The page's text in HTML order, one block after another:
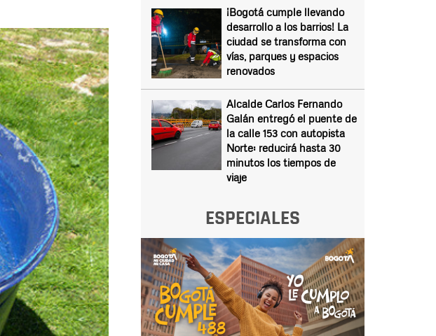
¡Bogotá cumple llevando
desarrollo a los barrios! La
ciudad se transforma con
vías, parques y espacios
renovados
Alcalde Carlos Fernando
Galán entregó el puente de
la calle 153 con autopista
Norte: reducirá hasta 30
minutos los tiempos de
viaje
ESPECIALES